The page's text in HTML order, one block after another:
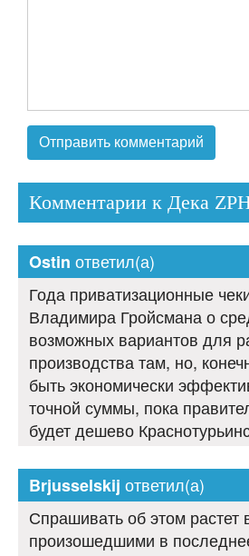
Комментарии к Дека
Ostin ответил(а)
Года приватизационные
Владимира Гройсмана о
возможных вариантов для
производства там, но,
быть экономически
точной суммы, пока
будет дешево
Brjusselskij ответил(а)
Спрашивать об этом растет
произошедшими в